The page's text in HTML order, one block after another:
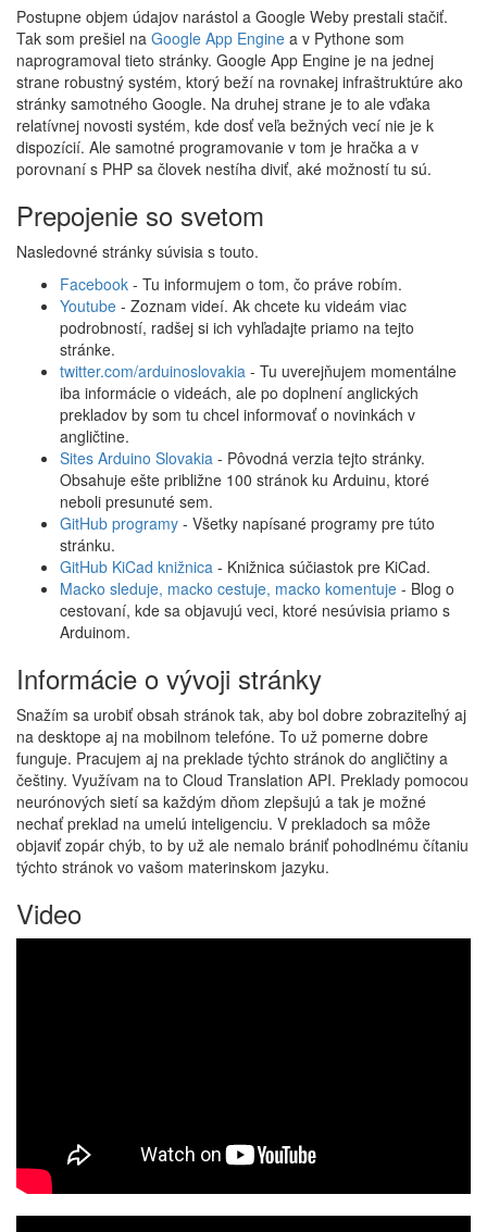
Postupne objem údajov narástol a Google Weby prestali stačiť.
Tak som prešiel na Google App Engine a v Pythone som
naprogramoval tieto stránky. Google App Engine je na jednej
strane robustný systém, ktorý beží na rovnakej infraštruktúre ako
stránky samotného Google. Na druhej strane je to ale vďaka
relatívnej novosti systém, kde dosť veľa bežných vecí nie je k
dispozícií. Ale samotné programovanie v tom je hračka a v
porovnaní s PHP sa človek nestíha diviť, aké možností tu sú.
Prepojenie so svetom
Nasledovné stránky súvisia s touto.
Facebook - Tu informujem o tom, čo práve robím.
Youtube - Zoznam videí. Ak chcete ku videám viac
podrobností, radšej si ich vyhľadajte priamo na tejto
stránke.
twitter.com/arduinoslovakia - Tu uverejňujem momentálne
iba informácie o videách, ale po doplnení anglických
prekladov by som tu chcel informovať o novinkách v
angličtine.
Sites Arduino Slovakia - Pôvodná verzia tejto stránky.
Obsahuje ešte približne 100 stránok ku Arduinu, ktoré
neboli presunuté sem.
GitHub programy - Všetky napísané programy pre túto
stránku.
GitHub KiCad knižnica - Knižnica súčiastok pre KiCad.
Macko sleduje, macko cestuje, macko komentuje - Blog o
cestovaní, kde sa objavujú veci, ktoré nesúvisia priamo s
Arduinom.
Informácie o vývoji stránky
Snažím sa urobiť obsah stránok tak, aby bol dobre zobraziteľný aj
na desktope aj na mobilnom telefóne. To už pomerne dobre
funguje. Pracujem aj na preklade týchto stránok do angličtiny a
češtiny. Využívam na to Cloud Translation API. Preklady pomocou
neurónových sietí sa každým dňom zlepšujú a tak je možné
nechať preklad na umelú inteligenciu. V prekladoch sa môže
objaviť zopár chýb, to by už ale nemalo brániť pohodlnému čítaniu
týchto stránok vo vašom materinskom jazyku.
Video